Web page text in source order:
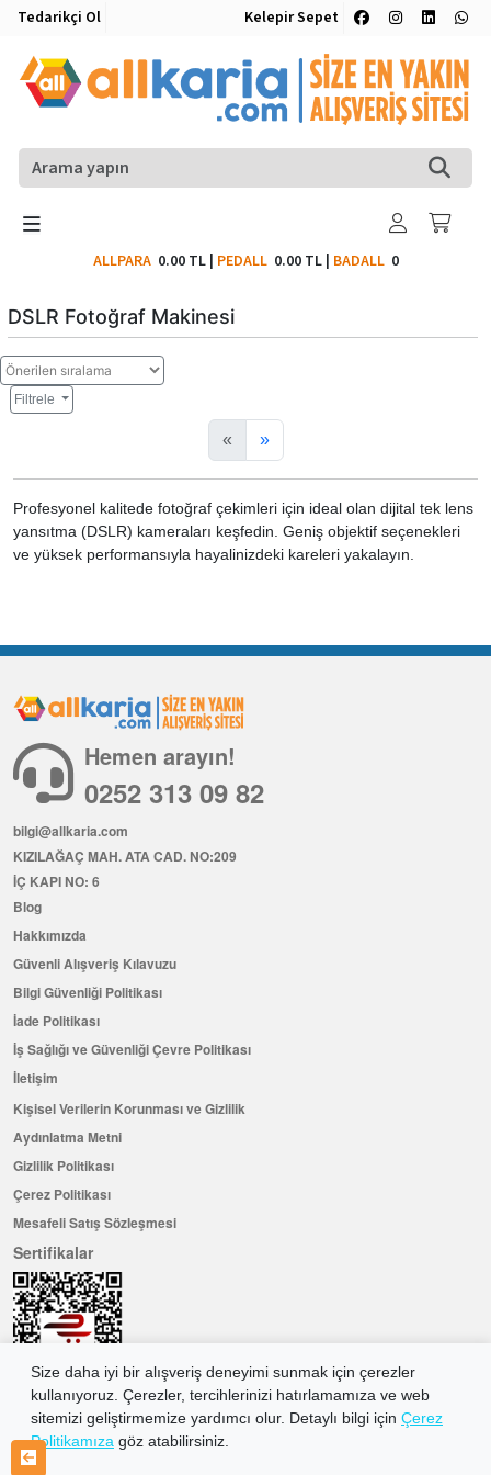
Tedarikçi Ol Kelepir Sepet
ALLPARA 0.00 TL| PEDALL 0.00 TL| BADALL0
DSLR Fotoğraf Makinesi
Filtrele
« »
Profesyonel kalitede fotoğraf çekimleri için ideal olan dijital tek lens
yansıtma (DSLR) kameraları keşfedin. Geniş objektif seçenekleri
ve yüksek performansıyla hayalinizdeki kareleri yakalayın.
Size daha iyi bir alışveriş deneyimi sunmak için çerezler
kullanıyoruz. Çerezler, tercihlerinizi hatırlamamıza ve web
sitemizi geliştirmemize yardımcı olur. Detaylı bilgi için Çerez
Politikamıza göz atabilirsiniz.
Hemen arayın!
0252 313 09 82
bilgi@allkaria.com
KIZILAĞAÇ MAH. ATA CAD. NO:209
İÇ KAPI NO: 6
Blog
Hakkımızda
Güvenli Alışveriş Kılavuzu
Bilgi Güvenliği Politikası
İade Politikası
İş Sağlığı ve Güvenliği Çevre Politikası
İletişim
Kişisel Verilerin Korunması ve Gizlilik
Aydınlatma Metni
Gizlilik Politikası
Çerez Politikası
Mesafeli Satış Sözleşmesi
Sertifikalar
Hemen Üye Olun ...ve 100 ₺ değerinde indirim kuponu kazanın